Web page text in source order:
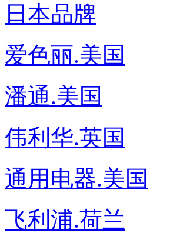
日本品牌
爱色丽.美国
潘通.美国
伟利华.英国
通用电器.美国
飞利浦.荷兰